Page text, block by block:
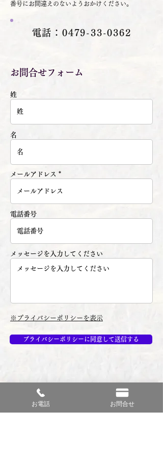
番号にお間違えのないようおかけください。
電話：0479-33-0362
お問合せフォーム
姓
名
メールアドレス
電話番号
メッセージを入力してください
※プライバシーポリシーを表示
プライバシーポリシーに同意して送信する
お電話 お問合せ